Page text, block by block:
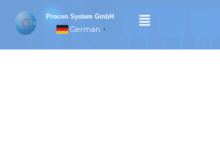
content
Procon System GmbH
German ▼